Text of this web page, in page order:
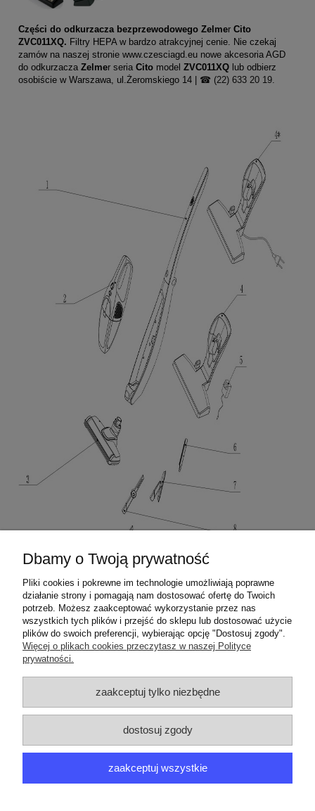
Części do odkurzacza bezprzewodowego Zelmer Cito
ZVC011XQ. Filtry HEPA w bardzo atrakcyjnej cenie. Nie czekaj
zamów na naszej stronie www.czesciagd.eu nowe akcesoria AGD
do odkurzacza Zelmer seria Cito model ZVC011XQ lub odbierz
osobiście w Warszawa, ul.Żeromskiego 14 | ☎ (22) 633 20 19.
ZAMÓWIENIA
PRODUCENCI
MOJE KONTO
Dbamy o Twoją prywatność
Pliki cookies i pokrewne im technologie umożliwiają poprawne
działanie strony i pomagają nam dostosować ofertę do Twoich
potrzeb. Możesz zaakceptować wykorzystanie przez nas
wszystkich tych plików i przejść do sklepu lub dostosować użycie
plików do swoich preferencji, wybierając opcję "Dostosuj zgody".
Więcej o plikach cookies przeczytasz w naszej Polityce
prywatności.
zaakceptuj tylko niezbędne
dostosuj zgody
zaakceptuj wszystkie